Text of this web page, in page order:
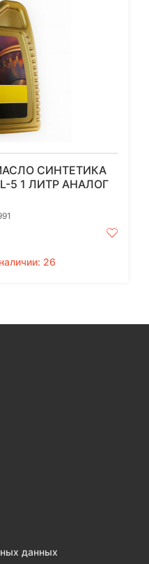
СИНТЕТИКА
5 1 ЛИТР АНАЛОГ
26
данных